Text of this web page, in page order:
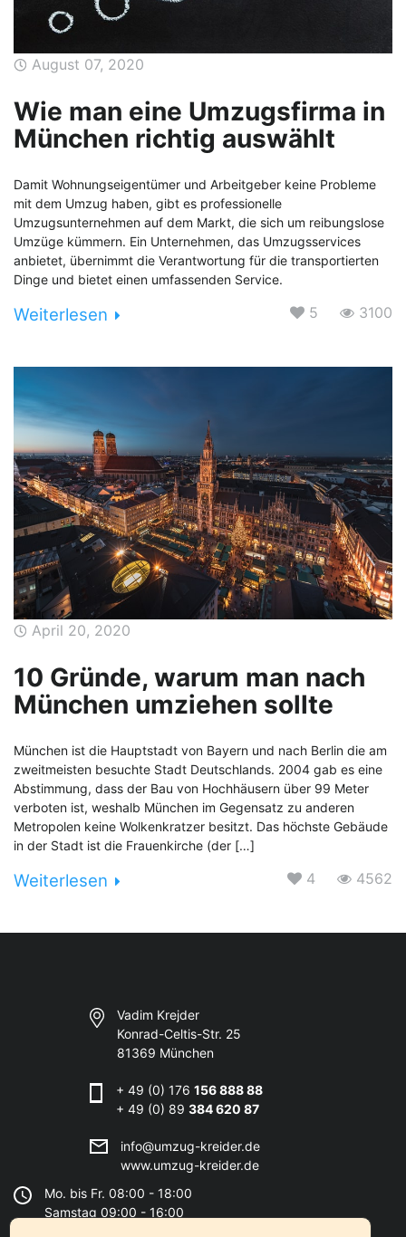
August 07, 2020
Wie man eine Umzugsfirma in
München richtig auswählt
Damit Wohnungseigentümer und Arbeitgeber keine Probleme
mit dem Umzug haben, gibt es professionelle
Umzugsunternehmen auf dem Markt, die sich um reibungslose
Umzüge kümmern. Ein Unternehmen, das Umzugsservices
anbietet, übernimmt die Verantwortung für die transportierten
Dinge und bietet einen umfassenden Service.
Weiterlesen 5 3100
April 20, 2020
10 Gründe, warum man nach
München umziehen sollte
München ist die Hauptstadt von Bayern und nach Berlin die am
zweitmeisten besuchte Stadt Deutschlands. 2004 gab es eine
Abstimmung, dass der Bau von Hochhäusern über 99 Meter
verboten ist, weshalb München im Gegensatz zu anderen
Metropolen keine Wolkenkratzer besitzt. Das höchste Gebäude
in der Stadt ist die Frauenkirche (der […]
Weiterlesen 4 4562
Vadim Krejder
Konrad-Celtis-Str. 25
81369 München
+ 49 (0) 176 156 888 88
+ 49 (0) 89 384 620 87
info@umzug-kreider.de
www.umzug-kreider.de
Mo. bis Fr. 08:00 - 18:00
Samstag 09:00 - 16:00